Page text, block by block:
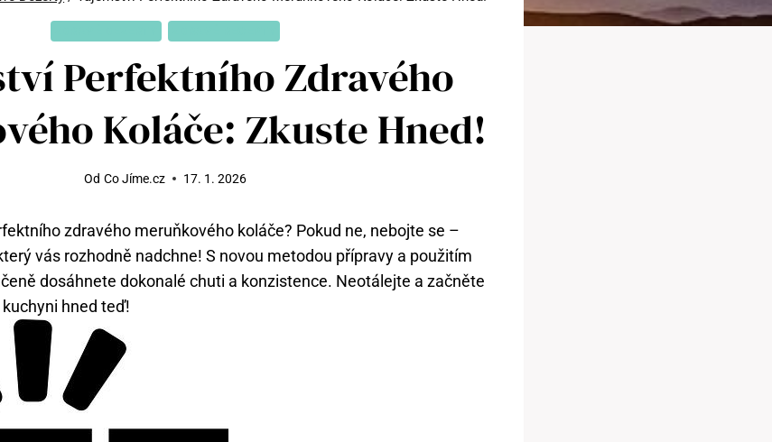
Perfektního Zdravého
Koláče: Zkuste Hned!
Od Co Jíme.cz 17. 1. 2026
zdravého meruňkového koláče? Pokud ne, nebojte se –
vás rozhodně nadchne! S novou metodou přípravy a použitím
dosáhnete dokonalé chuti a konzistence. Neotálejte a začněte
hned teď!